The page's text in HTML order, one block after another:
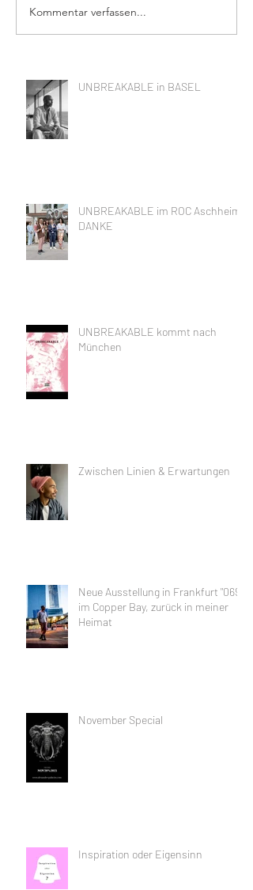
Kommentar verfassen...
UNBREAKABLE in BASEL
UNBREAKABLE im ROC Aschheim,
DANKE
UNBREAKABLE kommt nach
München
Zwischen Linien & Erwartungen
Neue Ausstellung in Frankfurt "069"
im Copper Bay, zurück in meiner
Heimat
November Special
Inspiration oder Eigensinn